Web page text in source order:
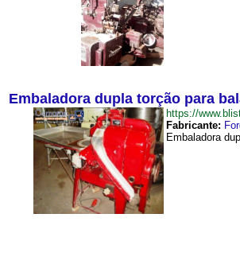
Embaladora dupla torção para
https://
Fabricante:
Embaladora